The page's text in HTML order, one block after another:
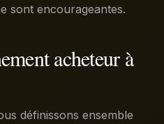
sont encourageantes.
acheteur à
définissons ensemble